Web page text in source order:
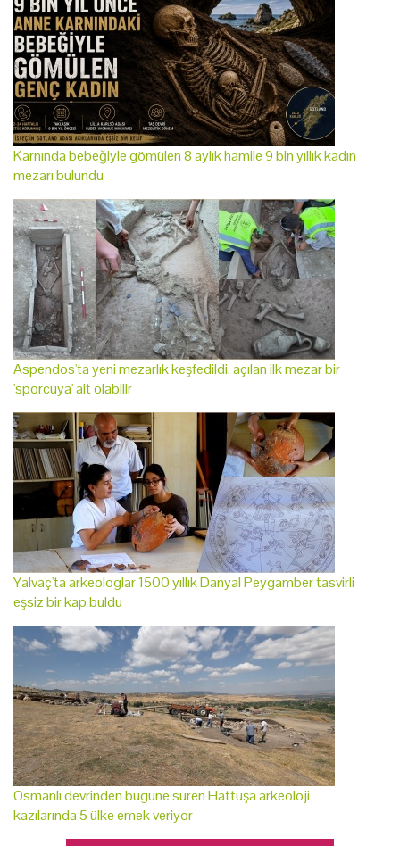
Karnında bebeğiyle gömülen 8 aylık hamile 9 bin yıllık kadın
mezarı bulundu
Aspendos'ta yeni mezarlık keşfedildi, açılan ilk mezar bir
'sporcuya' ait olabilir
Yalvaç'ta arkeologlar 1500 yıllık Danyal Peygamber tasvirli
eşsiz bir kap buldu
Osmanlı devrinden bugüne süren Hattuşa arkeoloji
kazılarında 5 ülke emek veriyor